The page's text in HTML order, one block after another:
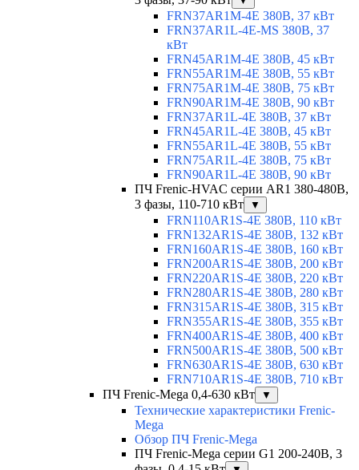
FRN37AR1M-4E 380В, 37 кВт
FRN37AR1L-4E-MS 380В, 37
кВт
FRN45AR1M-4E 380В, 45 кВт
FRN55AR1M-4E 380В, 55 кВт
FRN75AR1M-4E 380В, 75 кВт
FRN90AR1M-4E 380В, 90 кВт
FRN37AR1L-4E 380В, 37 кВт
FRN45AR1L-4E 380В, 45 кВт
FRN55AR1L-4E 380В, 55 кВт
FRN75AR1L-4E 380В, 75 кВт
FRN90AR1L-4E 380В, 90 кВт
ПЧ Frenic-HVAC серии AR1 380-480В,
3 фазы, 110-710 кВт
▼
FRN110AR1S-4E 380В, 110 кВт
FRN132AR1S-4E 380В, 132 кВт
FRN160AR1S-4E 380В, 160 кВт
FRN200AR1S-4E 380В, 200 кВт
FRN220AR1S-4E 380В, 220 кВт
FRN280AR1S-4E 380В, 280 кВт
FRN315AR1S-4E 380В, 315 кВт
FRN355AR1S-4E 380В, 355 кВт
FRN400AR1S-4E 380В, 400 кВт
FRN500AR1S-4E 380В, 500 кВт
FRN630AR1S-4E 380В, 630 кВт
FRN710AR1S-4E 380В, 710 кВт
ПЧ Frenic-Mega 0,4-630 кВт
▼
Технические характеристики Frenic-
Mega
Обзор ПЧ Frenic-Mega
ПЧ Frenic-Mega серии G1 200-240В, 3